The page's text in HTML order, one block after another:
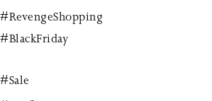
#RevengeShopping
#BlackFriday
#Sale